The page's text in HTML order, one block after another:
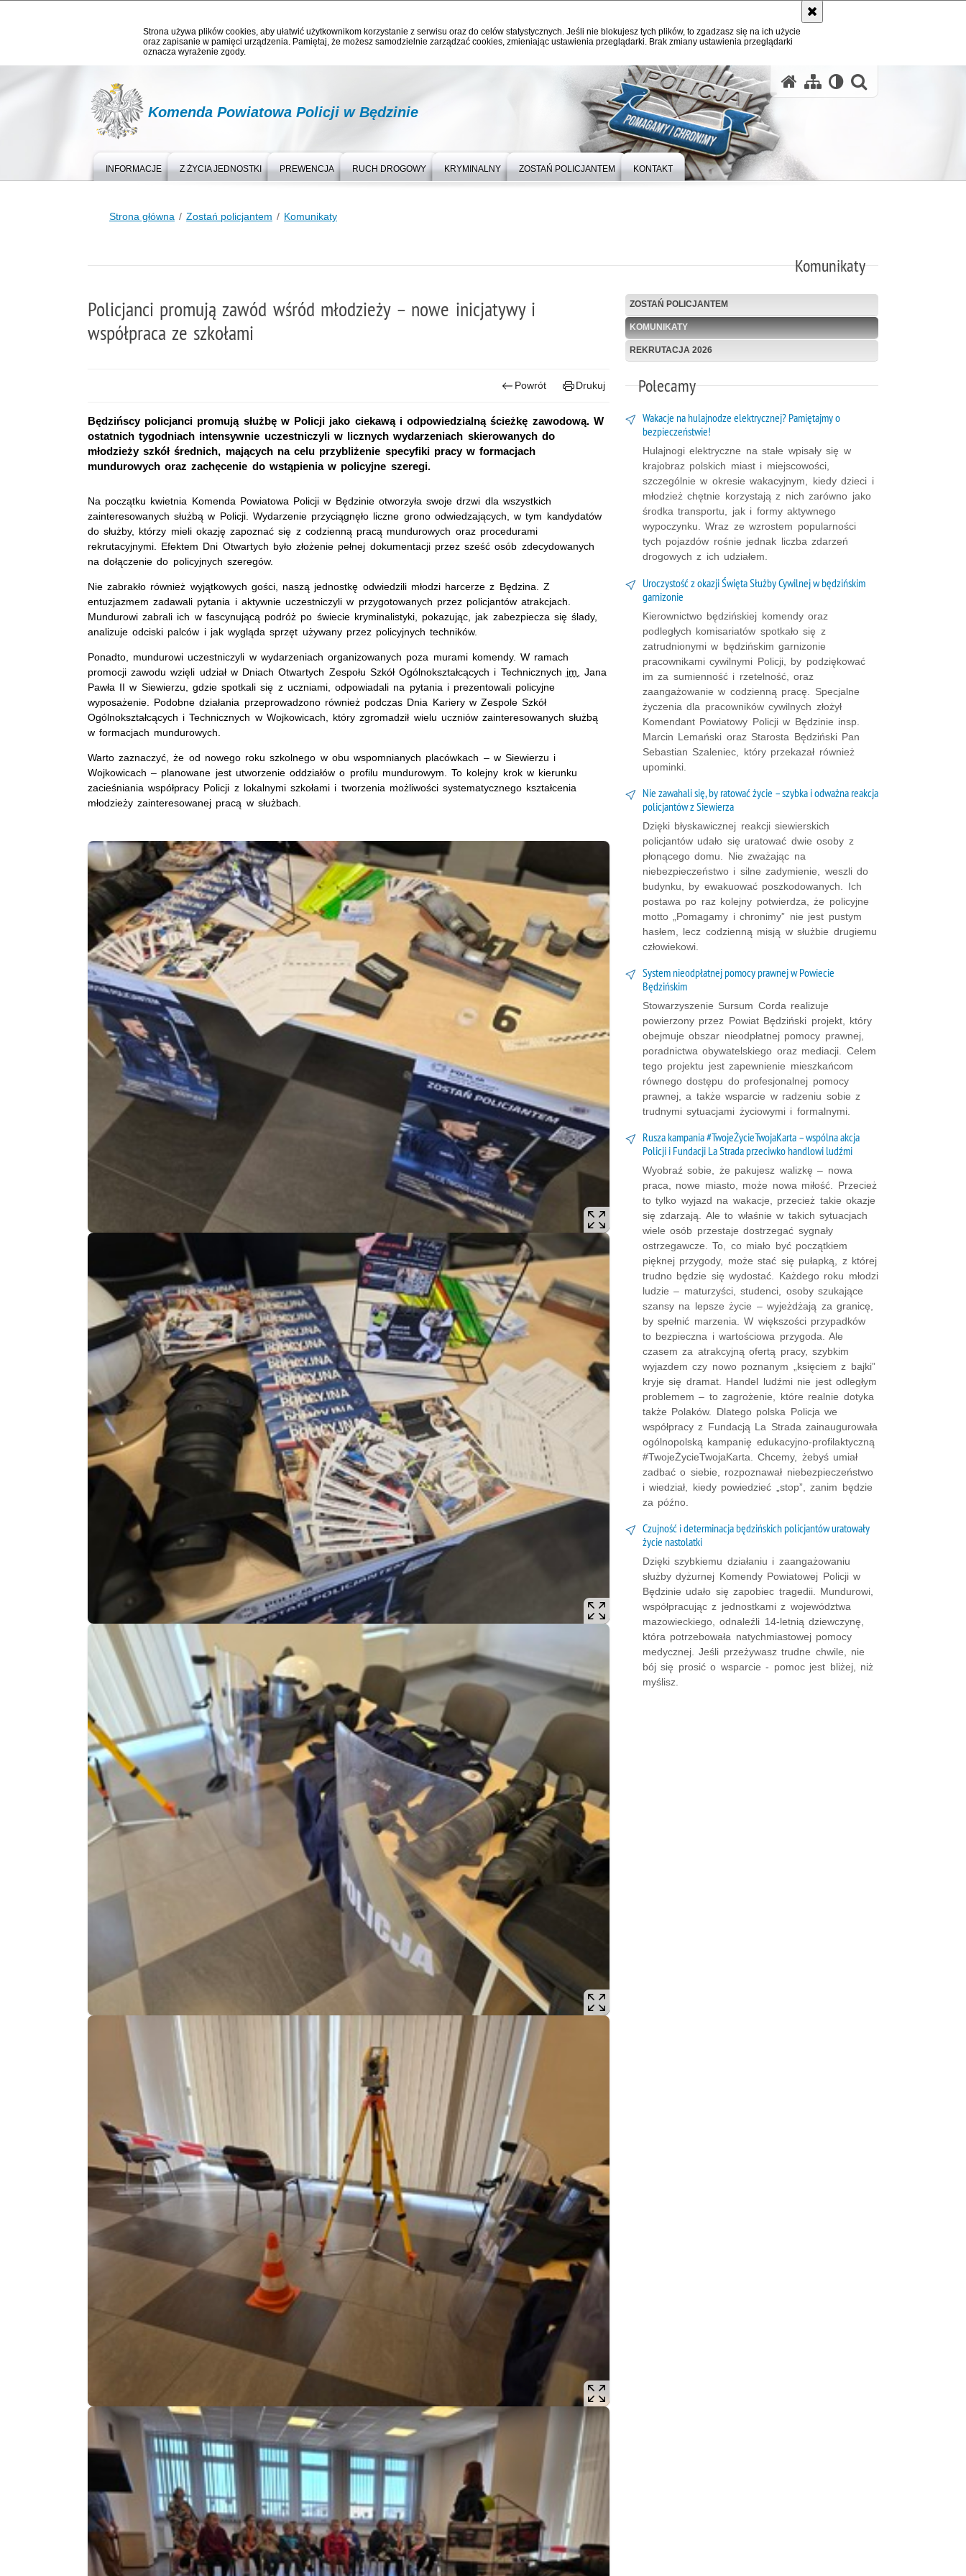
Strona używa plików cookies, aby ułatwić użytkownikom korzystanie z serwisu oraz do celów statystycznych. Jeśli nie blokujesz tych plików, to zgadzasz się na ich użycie
oraz zapisanie w pamięci urządzenia. Pamiętaj, że możesz samodzielnie zarządzać cookies, zmieniając ustawienia przeglądarki. Brak zmiany ustawienia przeglądarki
oznacza wyrażenie zgody.
Komenda Powiatowa Policji w Będzinie
INFORMACJE Z ŻYCIA JEDNOSTKI PREWENCJA RUCH DROGOWY KRYMINALNY ZOSTAŃ POLICJANTEM KONTAKT
Strona główna Zostań policjantem Komunikaty
Komunikaty
Policjanci promują zawód wśród młodzieży – nowe inicjatywy i
współpraca ze szkołami
Powrót Drukuj
Będzińscy policjanci promują służbę w Policji jako ciekawą i odpowiedzialną ścieżkę zawodową. W
ostatnich tygodniach intensywnie uczestniczyli w licznych wydarzeniach skierowanych do
młodzieży szkół średnich, mających na celu przybliżenie specyfiki pracy w formacjach
mundurowych oraz zachęcenie do wstąpienia w policyjne szeregi.
Na początku kwietnia Komenda Powiatowa Policji w Będzinie otworzyła swoje drzwi dla wszystkich
zainteresowanych służbą w Policji. Wydarzenie przyciągnęło liczne grono odwiedzających, w tym kandydatów
do służby, którzy mieli okazję zapoznać się z codzienną pracą mundurowych oraz procedurami
rekrutacyjnymi. Efektem Dni Otwartych było złożenie pełnej dokumentacji przez sześć osób zdecydowanych
na dołączenie do policyjnych szeregów.
Nie zabrakło również wyjątkowych gości, naszą jednostkę odwiedzili młodzi harcerze z Będzina. Z
entuzjazmem zadawali pytania i aktywnie uczestniczyli w przygotowanych przez policjantów atrakcjach.
Mundurowi zabrali ich w fascynującą podróż po świecie kryminalistyki, pokazując, jak zabezpiecza się ślady,
analizuje odciski palców i jak wygląda sprzęt używany przez policyjnych techników.
Ponadto, mundurowi uczestniczyli w wydarzeniach organizowanych poza murami komendy. W ramach
promocji zawodu wzięli udział w Dniach Otwartych Zespołu Szkół Ogólnokształcących i Technicznych im. Jana
Pawła II w Siewierzu, gdzie spotkali się z uczniami, odpowiadali na pytania i prezentowali policyjne
wyposażenie. Podobne działania przeprowadzono również podczas Dnia Kariery w Zespole Szkół
Ogólnokształcących i Technicznych w Wojkowicach, który zgromadził wielu uczniów zainteresowanych służbą
w formacjach mundurowych.
Warto zaznaczyć, że od nowego roku szkolnego w obu wspomnianych placówkach – w Siewierzu i
Wojkowicach – planowane jest utworzenie oddziałów o profilu mundurowym. To kolejny krok w kierunku
zacieśniania współpracy Policji z lokalnymi szkołami i tworzenia możliwości systematycznego kształcenia
młodzieży zainteresowanej pracą w służbach.
ZOSTAŃ POLICJANTEM
KOMUNIKATY
REKRUTACJA 2026
Polecamy
Wakacje na hulajnodze elektrycznej? Pamiętajmy o
bezpieczeństwie!
Hulajnogi elektryczne na stałe wpisały się w
krajobraz polskich miast i miejscowości,
szczególnie w okresie wakacyjnym, kiedy dzieci i
młodzież chętnie korzystają z nich zarówno jako
środka transportu, jak i formy aktywnego
wypoczynku. Wraz ze wzrostem popularności
tych pojazdów rośnie jednak liczba zdarzeń
drogowych z ich udziałem.
Uroczystość z okazji Święta Służby Cywilnej w będzińskim
garnizonie
Kierownictwo będzińskiej komendy oraz
podległych komisariatów spotkało się z
zatrudnionymi w będzińskim garnizonie
pracownikami cywilnymi Policji, by podziękować
im za sumienność i rzetelność, oraz
zaangażowanie w codzienną pracę. Specjalne
życzenia dla pracowników cywilnych złożył
Komendant Powiatowy Policji w Będzinie insp.
Marcin Lemański oraz Starosta Będziński Pan
Sebastian Szaleniec, który przekazał również
upominki.
Nie zawahali się, by ratować życie – szybka i odważna reakcja
policjantów z Siewierza
Dzięki błyskawicznej reakcji siewierskich
policjantów udało się uratować dwie osoby z
płonącego domu. Nie zważając na
niebezpieczeństwo i silne zadymienie, weszli do
budynku, by ewakuować poszkodowanych. Ich
postawa po raz kolejny potwierdza, że policyjne
motto „Pomagamy i chronimy” nie jest pustym
hasłem, lecz codzienną misją w służbie drugiemu
człowiekowi.
System nieodpłatnej pomocy prawnej w Powiecie
Będzińskim
Stowarzyszenie Sursum Corda realizuje
powierzony przez Powiat Będziński projekt, który
obejmuje obszar nieodpłatnej pomocy prawnej,
poradnictwa obywatelskiego oraz mediacji. Celem
tego projektu jest zapewnienie mieszkańcom
równego dostępu do profesjonalnej pomocy
prawnej, a także wsparcie w radzeniu sobie z
trudnymi sytuacjami życiowymi i formalnymi.
Rusza kampania #TwojeŻycieTwojaKarta – wspólna akcja
Policji i Fundacji La Strada przeciwko handlowi ludźmi
Wyobraź sobie, że pakujesz walizkę – nowa
praca, nowe miasto, może nowa miłość. Przecież
to tylko wyjazd na wakacje, przecież takie okazje
się zdarzają. Ale to właśnie w takich sytuacjach
wiele osób przestaje dostrzegać sygnały
ostrzegawcze. To, co miało być początkiem
pięknej przygody, może stać się pułapką, z której
trudno będzie się wydostać. Każdego roku młodzi
ludzie – maturzyści, studenci, osoby szukające
szansy na lepsze życie – wyjeżdżają za granicę,
by spełnić marzenia. W większości przypadków
to bezpieczna i wartościowa przygoda. Ale
czasem za atrakcyjną ofertą pracy, szybkim
wyjazdem czy nowo poznanym „księciem z bajki”
kryje się dramat. Handel ludźmi nie jest odległym
problemem – to zagrożenie, które realnie dotyka
także Polaków. Dlatego polska Policja we
współpracy z Fundacją La Strada zainaugurowała
ogólnopolską kampanię edukacyjno-profilaktyczną
#TwojeŻycieTwojaKarta. Chcemy, żebyś umiał
zadbać o siebie, rozpoznawał niebezpieczeństwo
i wiedział, kiedy powiedzieć „stop”, zanim będzie
za późno.
Czujność i determinacja będzińskich policjantów uratowały
życie nastolatki
Dzięki szybkiemu działaniu i zaangażowaniu
służby dyżurnej Komendy Powiatowej Policji w
Będzinie udało się zapobiec tragedii. Mundurowi,
współpracując z jednostkami z województwa
mazowieckiego, odnaleźli 14-letnią dziewczynę,
która potrzebowała natychmiastowej pomocy
medycznej. Jeśli przeżywasz trudne chwile, nie
bój się prosić o wsparcie - pomoc jest bliżej, niż
myślisz.